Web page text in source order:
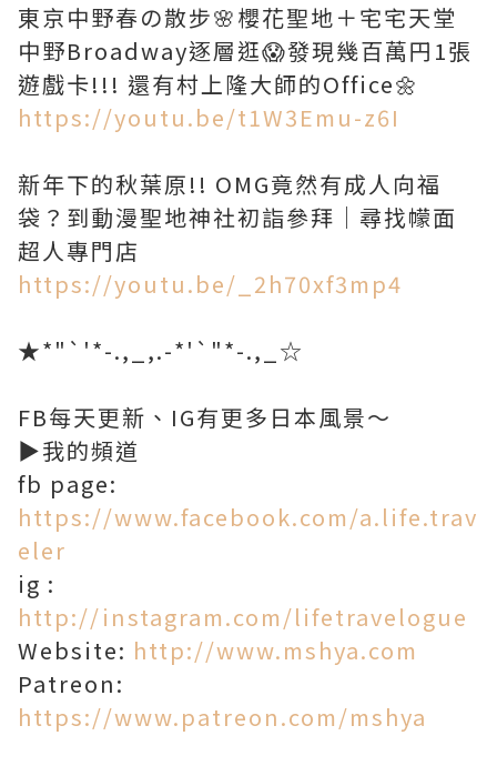
東京中野春の散步🌸櫻花聖地＋宅宅天堂
中野Broadway逐層逛😱發現幾百萬円1張
遊戲卡!!! 還有村上隆大師的Office🌼
https://youtu.be/t1W3Emu-z6I
新年下的秋葉原!! OMG竟然有成人向福
袋？到動漫聖地神社初詣參拜｜尋找幪面
超人專門店
https://youtu.be/_2h70xf3mp4
★*"`'*-.,_,.-*'`"*-.,_☆
FB每天更新、IG有更多日本風景～
▶我的頻道
fb page:
https://www.facebook.com/a.life.trav
eler
ig :
http://instagram.com/lifetravelogue
Website: http://www.mshya.com
Patreon:
https://www.patreon.com/mshya